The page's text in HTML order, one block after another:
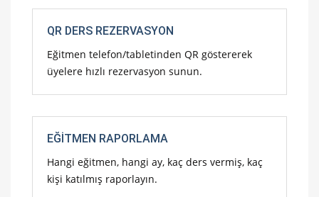
QR DERS REZERVASYON
Eğitmen telefon/tabletinden QR göstererek
üyelere hızlı rezervasyon sunun.
EĞITMEN RAPORLAMA
Hangi eğitmen, hangi ay, kaç ders vermiş, kaç
kişi katılmış raporlayın.